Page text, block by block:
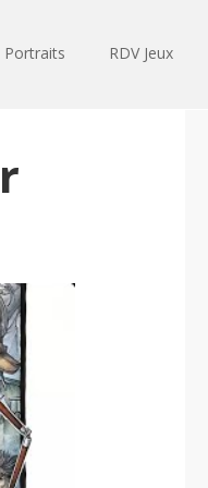
Portraits RDV Jeux